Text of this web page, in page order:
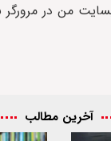
من در مرورگر
آخرین مطالب